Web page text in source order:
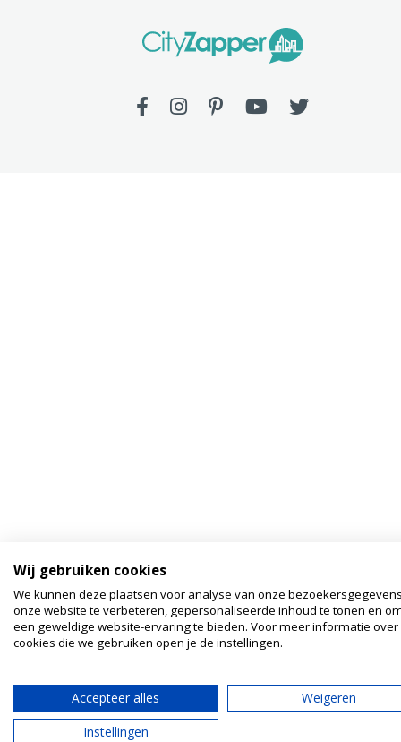
Wij gebruiken cookies
We kunnen deze plaatsen voor analyse van onze
onze website te verbeteren, gepersonaliseerde inhoud te tonen en
een geweldige website-ervaring te bieden. Voor meer informatie over
cookies die we gebruiken open je de instellingen.
Accepteer alles
Weigeren
Instellingen